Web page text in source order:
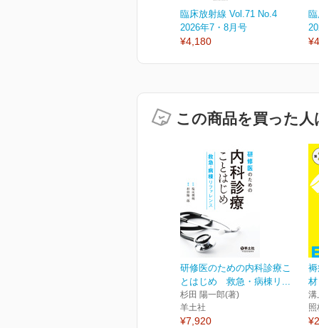
臨床放射線 Vol.71 No.4
2026年7・8月号
¥4,180
この商品を買った
研修医のための内科診療こ
とはじめ 救急・病棟リ...
杉田 陽一郎(著)
羊土社
¥7,920
溝
照